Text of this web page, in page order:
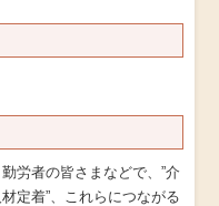
労者の皆さまなどで、”介
定着”、これらにつながる